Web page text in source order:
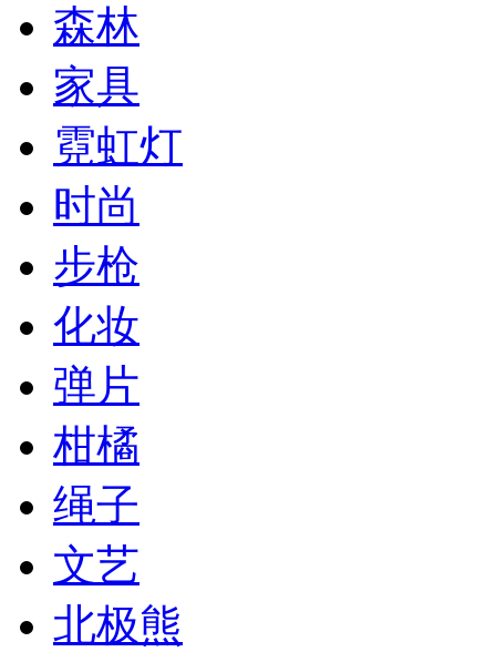
森林
家具
霓虹灯
时尚
步枪
化妆
弹片
柑橘
绳子
文艺
北极熊